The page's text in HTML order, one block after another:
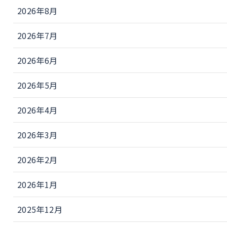
2026年8月
2026年7月
2026年6月
2026年5月
2026年4月
2026年3月
2026年2月
2026年1月
2025年12月